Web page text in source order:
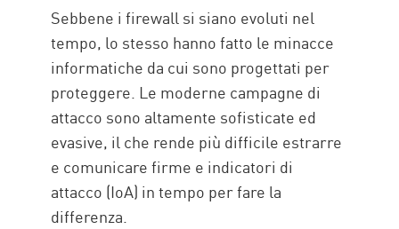
Sebbene i firewall si siano evoluti nel
tempo, lo stesso hanno fatto le minacce
informatiche da cui sono progettati per
proteggere. Le moderne campagne di
attacco sono altamente sofisticate ed
evasive, il che rende più difficile estrarre
e comunicare firme e indicatori di
attacco (IoA) in tempo per fare la
differenza.